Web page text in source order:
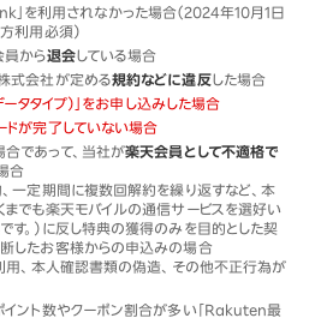
」を利用されなかった場合（2024年10月1日
利用必須）
員から退会している場合
式会社が定める規約などに違反した場合
タタイプ）」をお申し込みした場合
ドが完了していない場合
合であって、当社が楽天会員として不適格で
合
一定期間に複数回解約を繰り返すなど、本
までも楽天モバイルの通信サービスを選好い
す。）に反し特典の獲得のみを目的とした契
したお客様からの申込みの場合
用、本人確認書類の偽造、その他不正行為が
イント数やクーポン割合が多い「Rakuten最